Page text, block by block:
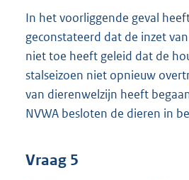
In het voorliggende geval
geconstateerd dat de inzet
niet toe heeft geleid dat de
stalseizoen niet opnieuw
van dierenwelzijn heeft
NVWA besloten de dieren in
Vraag 5